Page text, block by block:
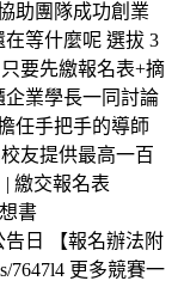
助團隊成功創業
等什麼呢 選拔 3
要先繳報名表+摘
業學長一同討論
任手把手的導師
友提供最高一百
繳交報名表
書
告日 【報名辦法附
7647l4 更多競賽一